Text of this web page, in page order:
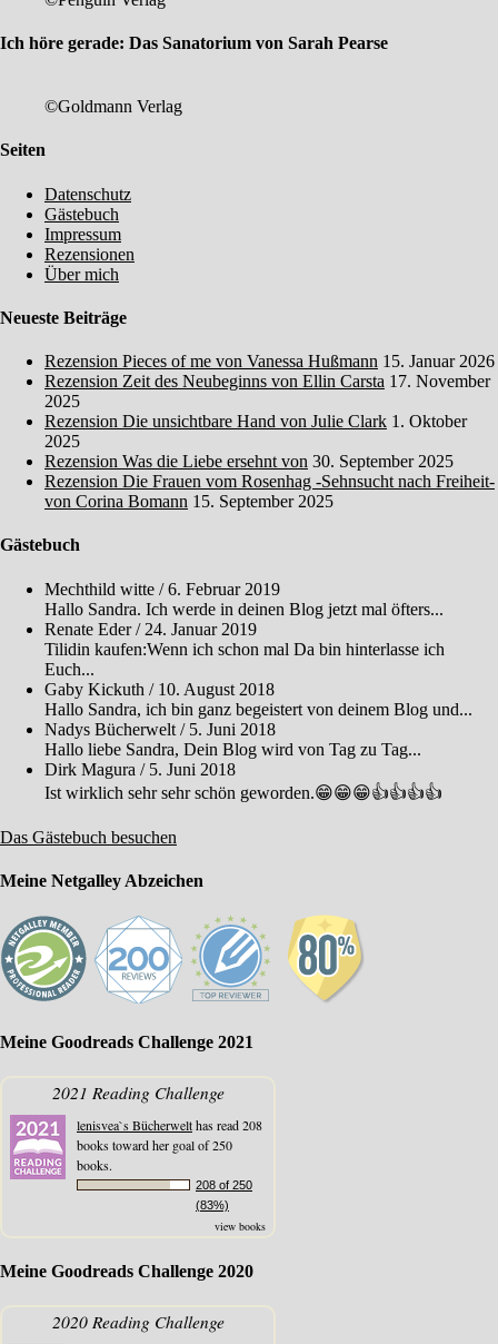
Ich höre gerade: Das Sanatorium von Sarah Pearse
©Goldmann Verlag
Seiten
Datenschutz
Gästebuch
Impressum
Rezensionen
Über mich
Neueste Beiträge
Rezension Pieces of me von Vanessa Hußmann 15. Januar 2026
Rezension Zeit des Neubeginns von Ellin Carsta 17. November
2025
Rezension Die unsichtbare Hand von Julie Clark 1. Oktober
2025
Rezension Was die Liebe ersehnt von 30. September 2025
Rezension Die Frauen vom Rosenhag -Sehnsucht nach Freiheit-
von Corina Bomann 15. September 2025
Gästebuch
Mechthild witte /6. Februar 2019
Hallo Sandra. Ich werde in deinen Blog jetzt mal öfters...
Renate Eder/ 24. Januar 2019
Tilidin kaufen:Wenn ich schon mal Da bin hinterlasse ich
Euch...
Gaby Kickuth / 10. August 2018
Hallo Sandra, ich bin ganz begeistert von deinem Blog und...
Nadys Bücherwelt / 5. Juni 2018
Hallo liebe Sandra, Dein Blog wird von Tag zu Tag...
Dirk Magura / 5. Juni 2018
Ist wirklich sehr sehr schön geworden.😁😁😁👍👍👍👍
Das Gästebuch besuchen
Meine Netgalley Abzeichen
Meine Goodreads Challenge 2021
2021 Reading Challenge
lenisvea`s Bücherwelthas read 208
books toward her goal of 250
books.
208 of 250
(83%)
view books
Meine Goodreads Challenge 2020
2020 Reading Challenge